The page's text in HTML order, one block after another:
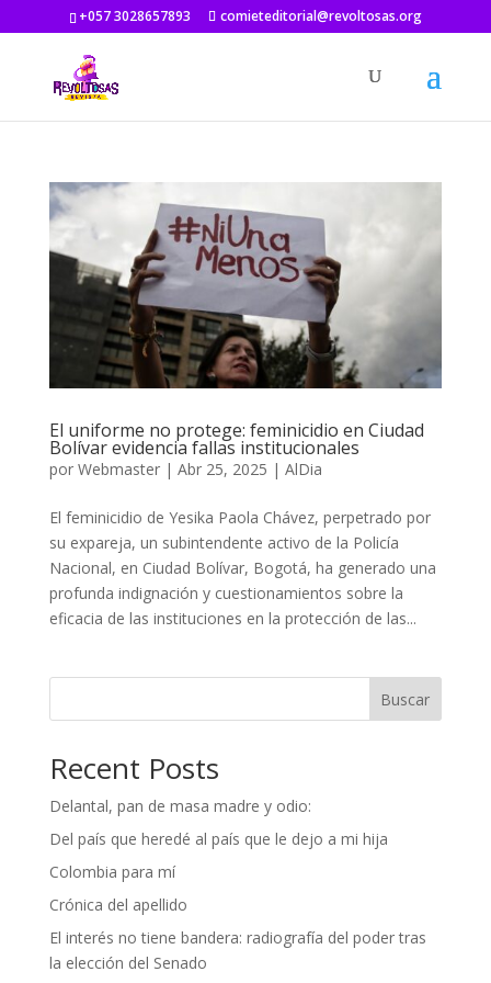
+057 3028657893 comieteditorial@revoltosas.org
El uniforme no protege: feminicidio en Ciudad
Bolívar evidencia fallas institucionales
por Webmaster| Abr 25, 2025 | AlDia
El feminicidio de Yesika Paola Chávez, perpetrado por
su expareja, un subintendente activo de la Policía
Nacional, en Ciudad Bolívar, Bogotá, ha generado una
profunda indignación y cuestionamientos sobre la
eficacia de las instituciones en la protección de las...
Buscar
Recent Posts
Delantal, pan de masa madre y odio:
Del país que heredé al país que le dejo a mi hija
Colombia para mí
Crónica del apellido
El interés no tiene bandera: radiografía del poder tras
la elección del Senado